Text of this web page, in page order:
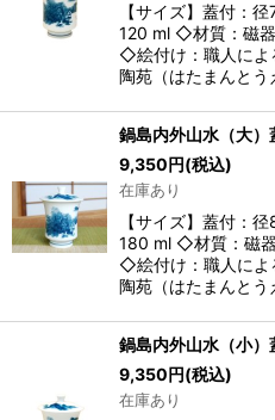
【サイズ】蓋付：
120 ml ◇材質：磁
◇絵付け：職人によ
陶苑（はたまんと
鍋島内外山水（大）
9,350円(税込)
在庫あり
【サイズ】蓋付：
180 ml ◇材質：磁
◇絵付け：職人によ
陶苑（はたまんと
鍋島内外山水（小）
9,350円(税込)
在庫あり